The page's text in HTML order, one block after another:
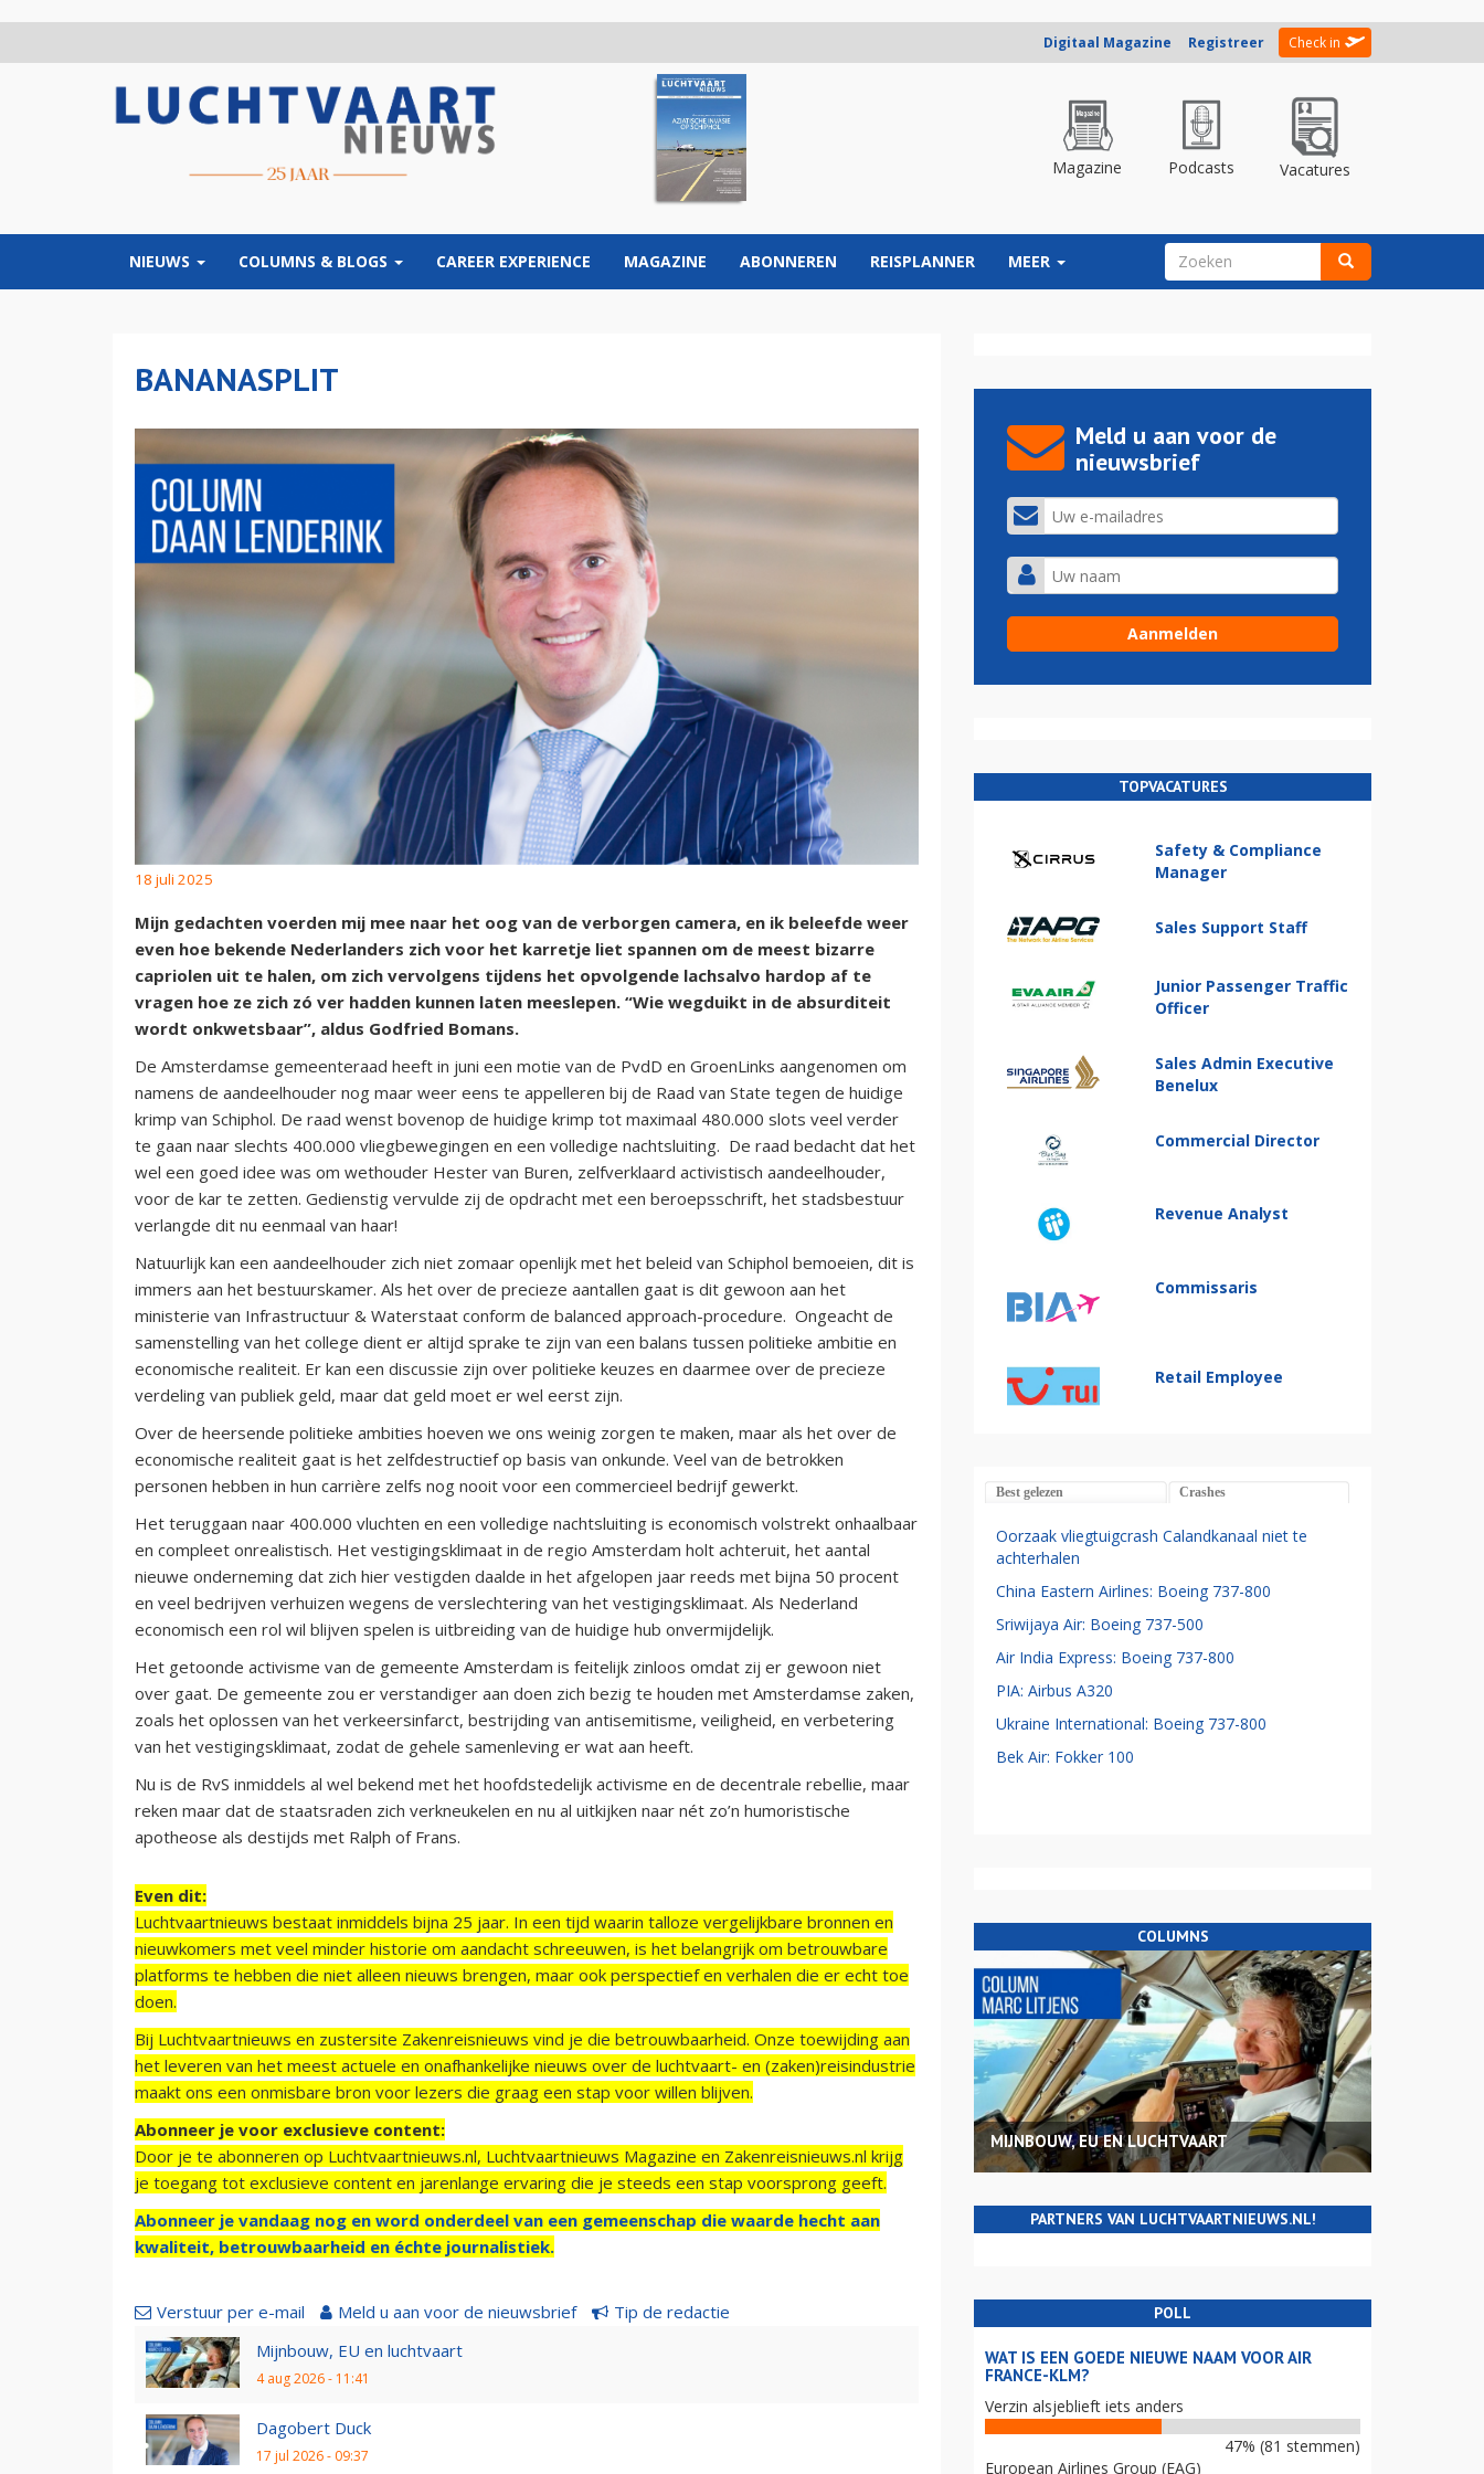
Digitaal Magazine Registreer Check in
Magazine Podcasts Vacatures
NIEUWS COLUMNS & BLOGS CAREER EXPERIENCE MAGAZINE ABONNEREN REISPLANNER MEER ZOEKVELD
BANANASPLIT
18 juli 2025
Mijn gedachten voerden mij mee naar het oog van de verborgen camera, en ik beleefde weer
even hoe bekende Nederlanders zich voor het karretje liet spannen om de meest bizarre
capriolen uit te halen, om zich vervolgens tijdens het opvolgende lachsalvo hardop af te
vragen hoe ze zich zó ver hadden kunnen laten meeslepen. “Wie wegduikt in de absurditeit
wordt onkwetsbaar”, aldus Godfried Bomans.
De Amsterdamse gemeenteraad heeft in juni een motie van de PvdD en GroenLinks aangenomen om
namens de aandeelhouder nog maar weer eens te appelleren bij de Raad van State tegen de huidige
krimp van Schiphol. De raad wenst bovenop de huidige krimp tot maximaal 480.000 slots veel verder
te gaan naar slechts 400.000 vliegbewegingen en een volledige nachtsluiting. De raad bedacht dat het
wel een goed idee was om wethouder Hester van Buren, zelfverklaard activistisch aandeelhouder,
voor de kar te zetten. Gedienstig vervulde zij de opdracht met een beroepsschrift, het stadsbestuur
verlangde dit nu eenmaal van haar!
Natuurlijk kan een aandeelhouder zich niet zomaar openlijk met het beleid van Schiphol bemoeien, dit is
immers aan het bestuurskamer. Als het over de precieze aantallen gaat is dit gewoon aan het
ministerie van Infrastructuur & Waterstaat conform de balanced approach-procedure. Ongeacht de
samenstelling van het college dient er altijd sprake te zijn van een balans tussen politieke ambitie en
economische realiteit. Er kan een discussie zijn over politieke keuzes en daarmee over de precieze
verdeling van publiek geld, maar dat geld moet er wel eerst zijn.
Over de heersende politieke ambities hoeven we ons weinig zorgen te maken, maar als het over de
economische realiteit gaat is het zelfdestructief op basis van onkunde. Veel van de betrokken
personen hebben in hun carrière zelfs nog nooit voor een commercieel bedrijf gewerkt.
Het teruggaan naar 400.000 vluchten en een volledige nachtsluiting is economisch volstrekt onhaalbaar
en compleet onrealistisch. Het vestigingsklimaat in de regio Amsterdam holt achteruit, het aantal
nieuwe onderneming dat zich hier vestigden daalde in het afgelopen jaar reeds met bijna 50 procent
en veel bedrijven verhuizen wegens de verslechtering van het vestigingsklimaat. Als Nederland
economisch een rol wil blijven spelen is uitbreiding van de huidige hub onvermijdelijk.
Het getoonde activisme van de gemeente Amsterdam is feitelijk zinloos omdat zij er gewoon niet
over gaat. De gemeente zou er verstandiger aan doen zich bezig te houden met Amsterdamse zaken,
zoals het oplossen van het verkeersinfarct, bestrijding van antisemitisme, veiligheid, en verbetering
van het vestigingsklimaat, zodat de gehele samenleving er wat aan heeft.
Nu is de RvS inmiddels al wel bekend met het hoofdstedelijk activisme en de decentrale rebellie, maar
reken maar dat de staatsraden zich verkneukelen en nu al uitkijken naar nét zo’n humoristische
apotheose als destijds met Ralph of Frans.
Even dit:
Luchtvaartnieuws bestaat inmiddels bijna 25 jaar. In een tijd waarin talloze vergelijkbare bronnen en
nieuwkomers met veel minder historie om aandacht schreeuwen, is het belangrijk om betrouwbare
platforms te hebben die niet alleen nieuws brengen, maar ook perspectief en verhalen die er echt toe
doen.
Bij Luchtvaartnieuws en zustersite Zakenreisnieuws vind je die betrouwbaarheid. Onze toewijding aan
het leveren van het meest actuele en onafhankelijke nieuws over de luchtvaart- en (zaken)reisindustrie
maakt ons een onmisbare bron voor lezers die graag een stap voor willen blijven.
Abonneer je voor exclusieve content:
Door je te abonneren op Luchtvaartnieuws.nl, Luchtvaartnieuws Magazine en Zakenreisnieuws.nl krijg
je toegang tot exclusieve content en jarenlange ervaring die je steeds een stap voorsprong geeft.
Abonneer je vandaag nog en word onderdeel van een gemeenschap die waarde hecht aan
kwaliteit, betrouwbaarheid en échte journalistiek.
Verstuur per e-mail Meld u aan voor de nieuwsbrief
Tip de redactie
Mijnbouw, EU en luchtvaart
4 aug 2026 - 11:41
Dagobert Duck
17 jul 2026 - 09:37
Meld u aan voor de
nieuwsbrief
TOPVACATURES
Safety & Compliance
Manager
Sales Support Staff
Junior Passenger Traffic
Officer
Sales Admin Executive
Benelux
Commercial Director
Revenue Analyst
Commissaris
Retail Employee
Best gelezen Crashes
Oorzaak vliegtuigcrash Calandkanaal niet te
achterhalen
China Eastern Airlines: Boeing 737-800
Sriwijaya Air: Boeing 737-500
Air India Express: Boeing 737-800
PIA: Airbus A320
Ukraine International: Boeing 737-800
Bek Air: Fokker 100
COLUMNS
MIJNBOUW, EU EN LUCHTVAART
PARTNERS VAN LUCHTVAARTNIEUWS.NL!
POLL
WAT IS EEN GOEDE NIEUWE NAAM VOOR AIR
FRANCE-KLM?
Verzin alsjeblieft iets anders
47% (81 stemmen)
European Airlines Group (EAG)